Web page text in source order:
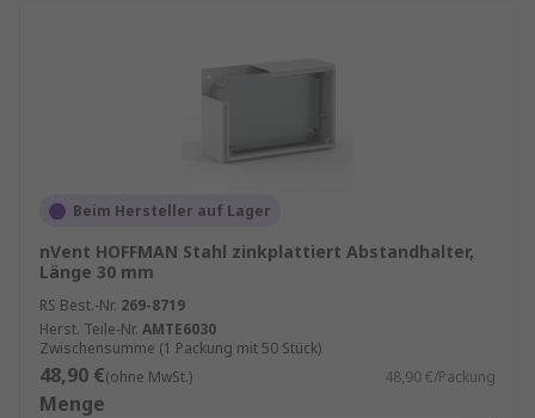
Beim Hersteller auf Lager
nVent HOFFMAN Stahl zinkplattiert Abstandhalter,
Länge 30 mm
RS Best.-Nr. 269-8719
Herst. Teile-Nr. AMTE6030
Zwischensumme (1 Packung mit 50 Stück)
48,90 €(ohne MwSt.) 48,90 €/Packung
Menge